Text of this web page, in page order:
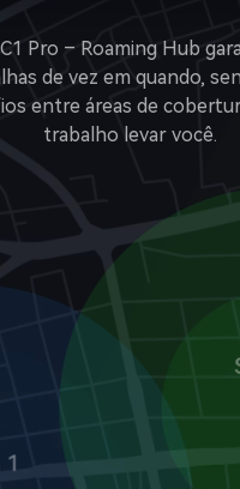
Pro – Roaming Hub
de vez em quando,
entre áreas de
trabalho levar você.